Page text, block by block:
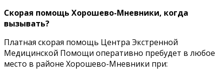
Скорая помощь Хорошево-Мневники, когда
вызывать?
Платная скорая помощь Центра Экстренной
Медицинской Помощи оперативно пребудет в любое
место в районе Хорошево-Мневники при: